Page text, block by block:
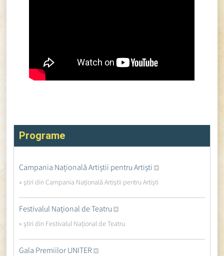
Programe
Campania Națională Artiștii pentru Artiști
» ştiri din Campania Națională Artiștii pentru Artiști
Festivalul Național de Teatru
» ştiri din Festivalul Național de Teatru
Gala Premiilor UNITER